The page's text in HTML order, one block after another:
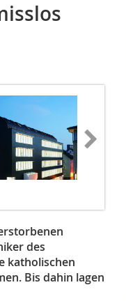
des
katholischen
Bis dahin lagen